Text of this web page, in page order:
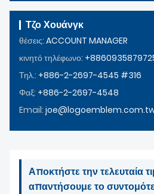
ΕΠΙΚΟΙΝΩΝΉΣΤΕ ΜΑΖΊ ΜΑΣ
ΚΑΤΆΛΟΓΟΣ ΠΡΟΪΌΝΤΩΝ
ΕΙΔΉΣΕΙΣ
Τζο Χουάνγκ
θέσεις: ACCOUNT MANAGER
κινητό τηλέφωνο:
Τηλ.: +886-2-2697-4545 #316
Φαξ: +886-2-2697-4548
Email:
Αποκτήστε την τελευταία
απαντήσουμε το